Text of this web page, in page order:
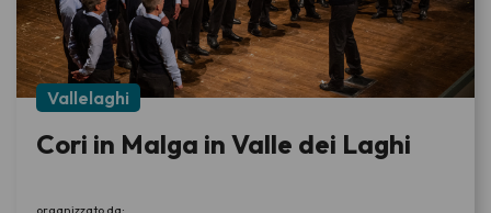
Vallelaghi
Cori in Malga in Valle dei Laghi
organizzato da: